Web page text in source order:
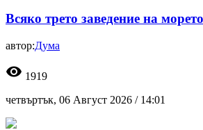
Всяко трето заведение на
автор:Дума
visibility 1919
четвъртък, 06 Август 2026 / 14:01